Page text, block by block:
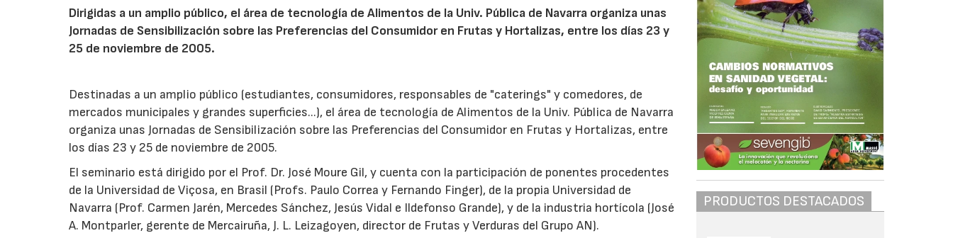
Dirigidas a un amplio público, el área de tecnología de Alimentos de la Univ. Pública de Navarra organiza unas
Jornadas de Sensibilización sobre las Preferencias del Consumidor en Frutas y Hortalizas, entre los días 23 y
25 de noviembre de 2005.
Destinadas a un amplio público (estudiantes, consumidores, responsables de "caterings" y comedores, de
mercados municipales y grandes superficies...), el área de tecnología de Alimentos de la Univ. Pública de Navarra
organiza unas Jornadas de Sensibilización sobre las Preferencias del Consumidor en Frutas y Hortalizas, entre
los días 23 y 25 de noviembre de 2005.
El seminario está dirigido por el Prof. Dr. José Moure Gil, y cuenta con la participación de ponentes procedentes
de la Universidad de Viçosa, en Brasil (Profs. Paulo Correa y Fernando Finger), de la propia Universidad de
Navarra (Prof. Carmen Jarén, Mercedes Sánchez, Jesús Vidal e Ildefonso Grande), y de la industria hortícola (José
A. Montparler, gerente de Mercairuña, J. L. Leizagoyen, director de Frutas y Verduras del Grupo AN).
PRODUCTOS DESTACADOS